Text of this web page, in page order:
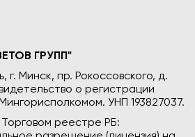
ГРУПП"
г. Минск, пр. Рокоссовского, д.
о регистрации
УНП 193827037.
реестре РБ: